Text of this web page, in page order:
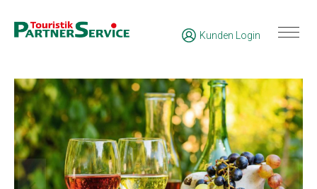
Kunden Login